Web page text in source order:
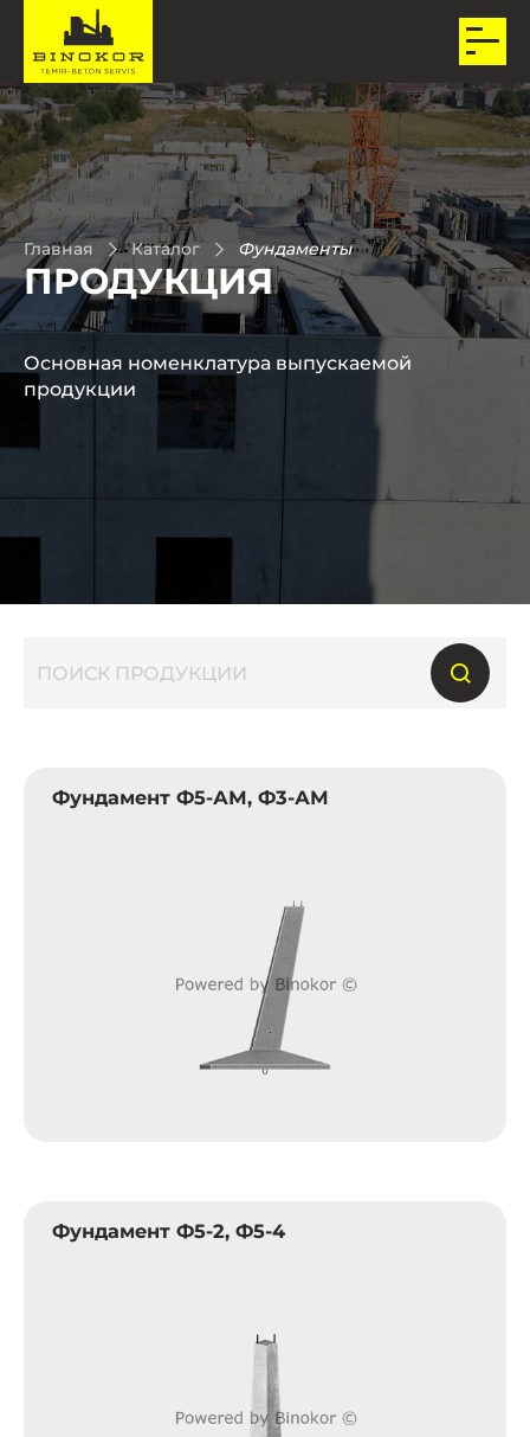
Главная Каталог Фундаменты
ПРОДУКЦИЯ
Основная номенклатура выпускаемой
продукции
Фундамент Ф5-АМ, Ф3-АМ
Фундамент Ф5-2, Ф5-4